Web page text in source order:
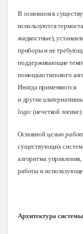
В основном в
используются
жидкостные),
приборы и не
поддерживающие
помощью типового
Иногда применяются
и другие
logic (нечеткой логике)
Основной целью
существующих систем
алгоритма
работы и
Архитектура